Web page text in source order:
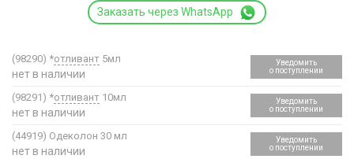
Заказать через WhatsApp
(98290) *отливант 5мл
нет в наличии
Уведомить
о поступлении
(98291) *отливант 10мл
нет в наличии
Уведомить
о поступлении
(44919) Одеколон 30 мл
нет в наличии
Уведомить
о поступлении